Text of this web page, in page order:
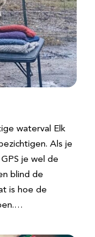
waterval Elk
Als je
je wel de
blind de
is hoe de